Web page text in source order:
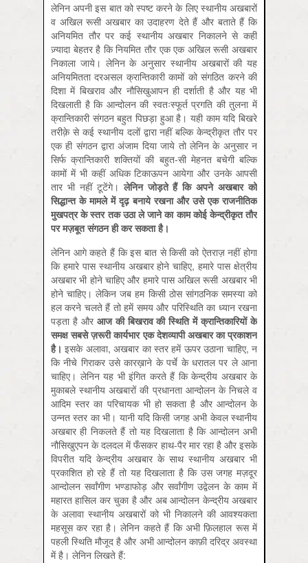
लेनिन अपनी इस बात को स्पष्ट करने के लिए स्थानीय अखबारों
व अखिल रूसी अखबार का उदाहरण देते हैं और बताते हैं कि
अनियमित तौर पर कई स्थानीय अखबार निकालने से कहीं
ज़्यादा बेहतर है कि नियमित तौर एक एक अखिल रूसी अखबार
निकाला जाये। लेनिन के अनुसार स्थानीय अखबारों की यह
अनियमितता दरअसल क्रान्तिकारी कामों को संगठित करने की
दिशा में बिखराव और नौसिखुआपन ही दर्शाती है और यह भी
दिखलाती है कि आन्दोलन की स्वतःस्फूर्त प्रगति की तुलना में
क्रान्तिकारी संगठन बहुत पिछड़ा हुआ है। यही काम यदि बिखरे
तरीक़े से कई स्थानीय दलों द्वारा नहीं बल्कि केन्द्रीकृत तौर पर
एक ही संगठन द्वारा अंजाम दिया जाये तो लेनिन के अनुसार न
सिर्फ क्रान्तिकारी शक्तियों की बहुत-सी मेहनत बचेगी बल्कि
कामों में भी कहीं अधिक टिकाऊपन आयेगा और उनके आपसी
तार भी नहीं टूटेंगे।लेनिनजोड़तेहैंकिअपनेअखबारको
सिद्धान्तकेमामलेमेंदृढ़बनायेरखना औरउसेएकराजनीतिक
मुखपत्रकेस्तरतकउठालेजानेकाकामकोईकेन्द्रीकृततौर
परमज़बूतसंगठनहीकरसकताहै।
लेनिन आगे कहते हैं कि इस बात से किसी को ऐतराज़ नहीं होगा
कि हमारे पास स्थानीय अखबार होने चाहिए, हमारे पास क्षेत्रीय
अखबार भी होने चाहिए और हमारे पास अखिल रूसी अखबार भी
होने चाहिए। लेकिन जब हम किसी ठोस सांगठनिक समस्या को
हल करने चलते हैं तो हमें समय और परिस्थिति का ध्यान रखना
पड़ता है और आजकीबिखरावकीस्थितिमेंक्रान्तिकारियोंके
समक्षसबसेज़रूरीकार्यभारएकदेशव्यापीअखबारकाप्रकाशन
है। इसके अलावा, अखबार का स्तर हमें ऊपर उठाना चाहिए, न
कि नीचे गिराकर उसे कारख़ाने के पर्चे के धरातल पर ले आना
चाहिए। लेनिन यह भी इंगित करते हैं कि केन्द्रीय अखबार के
मुकाबले स्थानीय अखबारों की प्रधानता आन्दोलन के निचले व
आदिम स्तर का परिचायक भी हो सकता है और आन्दोलन के
उन्नत स्तर का भी। यानी यदि किसी जगह अभी केवल स्थानीय
अखबार ही निकलते हैं तो यह दिखलाता है कि आन्दोलन अभी
नौसिखुएपन के दलदल में फँसकर हाथ-पैर मार रहा है और इसके
विपरीत यदि केन्द्रीय अखबार के साथ स्थानीय अखबार भी
प्रकाशित हो रहे हैं तो यह दिखलाता है कि उस जगह मज़दूर
आन्दोलन सर्वांगीण भण्डाफोड़ और सर्वांगीण उद्वेलन के काम में
महारत हासिल कर चुका है और अब आन्दोलन केन्द्रीय अखबार
के अलावा स्थानीय अखबारों को भी निकालने की आवश्यकता
महसूस कर रहा है। लेनिन कहते हैं कि अभी फ़िलहाल रूस में
पहली स्थिति मौजूद है और अभी आन्दोलन काफ़ी दरिद्र अवस्था
में है। लेनिन लिखते हैं: